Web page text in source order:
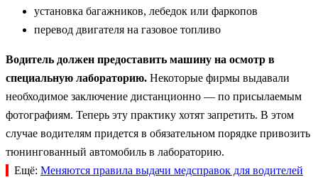
установка багажников, лебедок или фаркопов
перевод двигателя на газовое топливо
Водитель должен предоставить машину на осмотр в
специальную лабораторию. Некоторые фирмы выдавали
необходимое заключение дистанционно — по присылаемым
фотографиям. Теперь эту практику хотят запретить. В этом
случае водителям придется в обязательном порядке привозить
тюнингованный автомобиль в лабораторию.
Ещё: Меняются правила выдачи медсправок для водителей